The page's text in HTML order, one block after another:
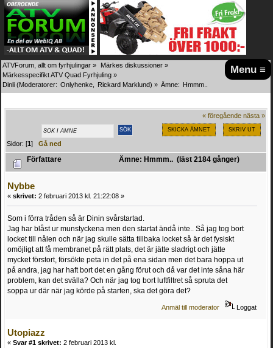
Menu ≡
ATVForum, allt om fyrhjulingar » Märkes diskussioner »
Märkesspecifikt ATV Quad Fyrhjuling »
Dinli (Moderatorer: Onlyhenke Rickard Marklund) » Ämne: Hmmm..
« föregående nästa »
SKICKA ÄMNET SKRIV UT
Sidor: [1]Gå ned
Författare Ämne: Hmmm.. (läst 2184 gånger)
Nybbe
« skrivet: 2 februari 2013 kl. 21:22:08 »
Som i förra tråden så är Dinin svårstartad.
Jag har blåst ur munstyckena men den startat ändå inte.. Så jag tog bort
locket till nålen och när jag skulle sätta tillbaka locket så är det fysiskt
omöjligt att få membranet på rätt plats, det är jätte sladrigt och jätte
mycket förstort, försökte peta in det på ena sidan men det bara hoppa ut
på andra, jag har haft bort det en gång förut och då var det inte såna här
problem, kan det svälla? Och när jag tog bort luftfiltret så spruta det
soppa ur där när jag körde på starten, ska det göra det?
Anmäl till moderator Loggat
Utopiazz
« Svar #1 skrivet: 2 februari 2013 kl.